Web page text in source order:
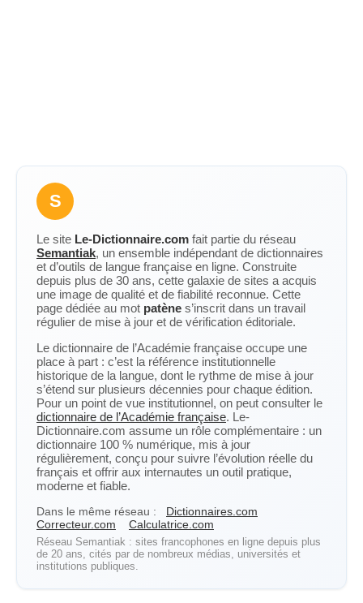
S
Le site Le-Dictionnaire.com fait partie du réseau
Semantiak, un ensemble indépendant de dictionnaires
et d’outils de langue française en ligne. Construite
depuis plus de 30 ans, cette galaxie de sites a acquis
une image de qualité et de fiabilité reconnue. Cette
page dédiée au mot patène s’inscrit dans un travail
régulier de mise à jour et de vérification éditoriale.
Le dictionnaire de l’Académie française occupe une
place à part : c’est la référence institutionnelle
historique de la langue, dont le rythme de mise à jour
s’étend sur plusieurs décennies pour chaque édition.
Pour un point de vue institutionnel, on peut consulter le
dictionnaire de l’Académie française. Le-
Dictionnaire.com assume un rôle complémentaire : un
dictionnaire 100 % numérique, mis à jour
régulièrement, conçu pour suivre l’évolution réelle du
français et offrir aux internautes un outil pratique,
moderne et fiable.
Dans le même réseau :
Dictionnaires.com
Correcteur.com
Calculatrice.com
Réseau Semantiak : sites francophones en ligne depuis plus
de 20 ans, cités par de nombreux médias, universités et
institutions publiques.